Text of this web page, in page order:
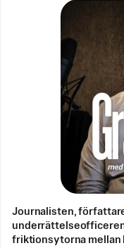
Journalisten,
friktionsytorna mellan